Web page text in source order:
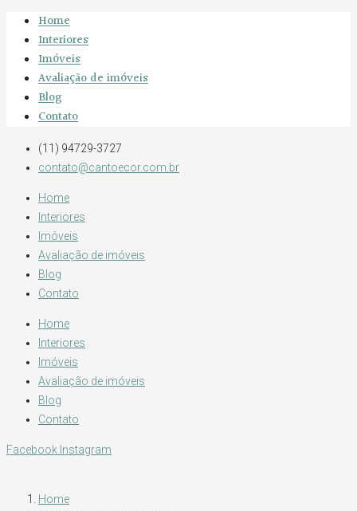
Home
Interiores
Imóveis
Avaliação de imóveis
Blog
Contato
(11) 94729-3727
contato@cantoecor.com.br
Home
Interiores
Imóveis
Avaliação de imóveis
Blog
Contato
Home
Interiores
Imóveis
Avaliação de imóveis
Blog
Contato
Facebook Instagram
Home